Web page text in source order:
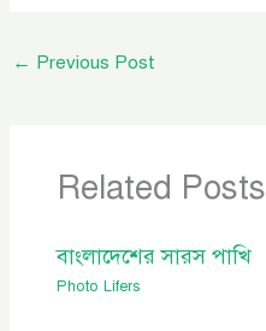
← Previous Post
Related Posts
বাংলাদেশের সারস পাখি
Photo Lifers